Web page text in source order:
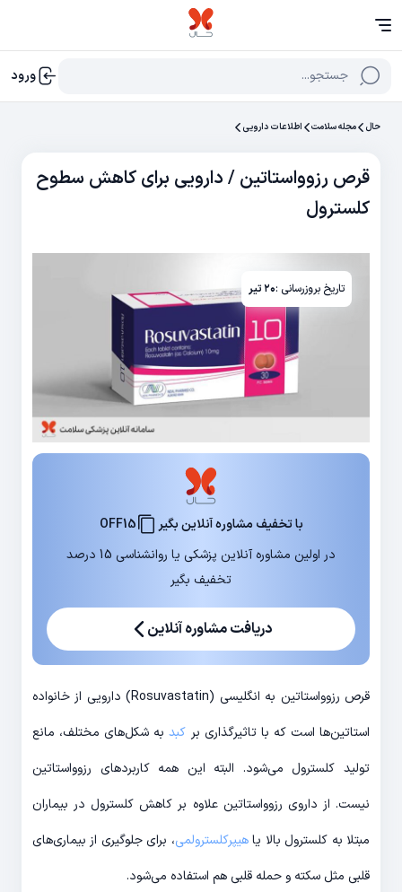
جستجو... ورود
حال مجله سلامت اطلاعات دارویی
قرص رزوواستاتین / دارویی برای کاهش سطوح
کلسترول
تاریخ بروزرسانی :۲۰ تیر
با تخفیف مشاوره آنلاین بگیر
OFF15
در اولین مشاوره آنلاین پزشکی یا روانشناسی 15 درصد
تخفیف بگیر
دریافت مشاوره آنلاین
قرص رزوواستاتین به انگلیسی (Rosuvastatin) دارویی از خانواده
استاتین‌ها است که با تاثیرگذاری بر کبدبه شکل‌های مختلف، مانع
تولید کلسترول می‌شود. البته این همه کاربردهای رزوواستاتین
نیست. از داروی رزوواستاتین علاوه بر کاهش کلسترول در بیماران
مبتلا به کلسترول بالا یاهیپرکلسترولمی، برای جلوگیری از بیماری‌های
قلبی مثل سکته و حمله قلبی هم استفاده می‌شود.